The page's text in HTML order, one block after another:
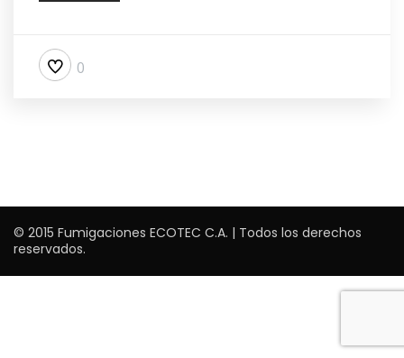
0
© 2015 Fumigaciones ECOTEC C.A. ‎| Todos los derechos
reservados.